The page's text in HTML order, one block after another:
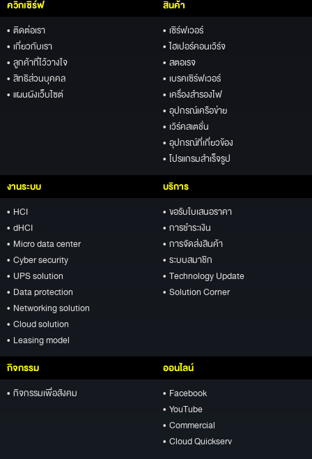
ควิกเซิร์ฟ
• ติดต่อเรา
• เกี่ยวกับเรา
• ลูกค้าที่ไว้วางใจ
• สิทธิส่วนบุคคล
• แผนผังเว็บไซต์
สินค้า
• เซิร์ฟเวอร์
• ไฮเปอร์คอนเวิร์จ
• สตอเรจ
• เบรคเซิร์ฟเวอร์
• เครื่องสำรองไฟ
• อุปกรณ์เครือข่าย
• เวิร์คสเตชั่น
• อุปกรณ์ที่เกี่ยวข้อง
• โปรแกรมสำเร็จรูป
งานระบบ
• HCI
• dHCI
• Micro data center
• Cyber security
• UPS solution
• Data protection
• Networking solution
• Cloud solution
• Leasing model
บริการ
• ขอรับใบเสนอราคา
• การชำระเงิน
• การจัดส่งสินค้า
• ระบบสมาชิก
• Technology Update
• Solution Corner
กิจกรรม
• กิจกรรมเพื่อสังคม
ออนไลน์
• Facebook
• YouTube
• Commercial
• Cloud Quickserv